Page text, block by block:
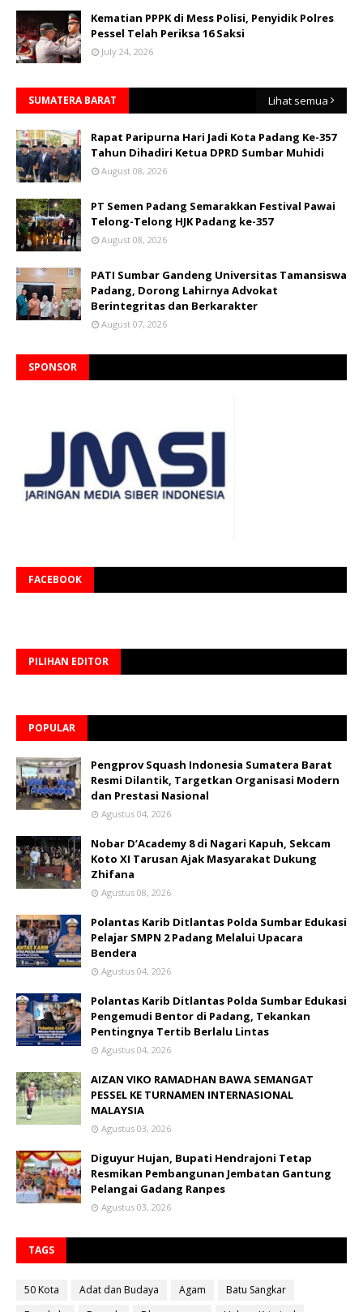
Kematian PPPK di Mess Polisi, Penyidik Polres
Pessel Telah Periksa 16 Saksi
July 24, 2026
SUMATERA BARAT Lihat semua
Rapat Paripurna Hari Jadi Kota Padang Ke-357
Tahun Dihadiri Ketua DPRD Sumbar Muhidi
August 08, 2026
PT Semen Padang Semarakkan Festival Pawai
Telong-Telong HJK Padang ke-357
August 08, 2026
PATI Sumbar Gandeng Universitas Tamansiswa
Padang, Dorong Lahirnya Advokat
Berintegritas dan Berkarakter
August 07, 2026
SPONSOR
FACEBOOK
PILIHAN EDITOR
POPULAR
Pengprov Squash Indonesia Sumatera Barat
Resmi Dilantik, Targetkan Organisasi Modern
dan Prestasi Nasional
Agustus 04, 2026
Nobar D’Academy 8 di Nagari Kapuh, Sekcam
Koto XI Tarusan Ajak Masyarakat Dukung
Zhifana
Agustus 08, 2026
Polantas Karib Ditlantas Polda Sumbar Edukasi
Pelajar SMPN 2 Padang Melalui Upacara
Bendera
Agustus 04, 2026
Polantas Karib Ditlantas Polda Sumbar Edukasi
Pengemudi Bentor di Padang, Tekankan
Pentingnya Tertib Berlalu Lintas
Agustus 04, 2026
AIZAN VIKO RAMADHAN BAWA SEMANGAT
PESSEL KE TURNAMEN INTERNASIONAL
MALAYSIA
Agustus 03, 2026
Diguyur Hujan, Bupati Hendrajoni Tetap
Resmikan Pembangunan Jembatan Gantung
Pelangai Gadang Ranpes
Agustus 03, 2026
TAGS
50 Kota Adat dan Budaya Agam
Batu Sangkar